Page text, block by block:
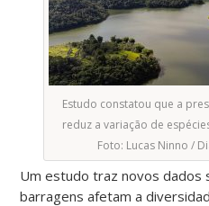
Estudo constatou que a
reduz a variação de
Foto: Lucas Ninno /
Um estudo traz novos dados
barragens afetam a